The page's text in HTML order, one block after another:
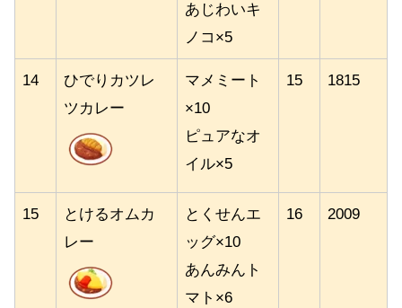
あじわいキ
ノコ×5
14
ひでりカツレ
ツカレー
マメミート
×10
ピュアなオ
イル×5
15 1815
15
とけるオムカ
レー
とくせんエ
ッグ×10
あんみんト
マト×6
16 2009